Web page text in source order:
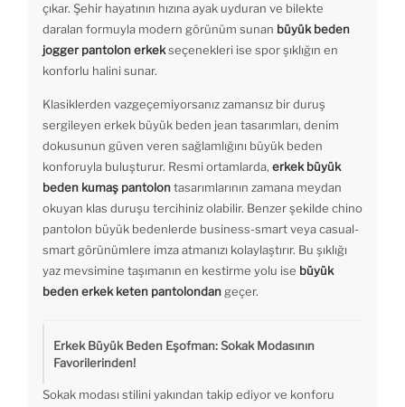
çıkar. Şehir hayatının hızına ayak uyduran ve bilekte
daralan formuyla modern görünüm sunan büyük beden
jogger pantolon erkekseçenekleri ise spor şıklığın en
konforlu halini sunar.
Klasiklerden vazgeçemiyorsanız zamansız bir duruş
sergileyen erkek büyük beden jean tasarımları, denim
dokusunun güven veren sağlamlığını büyük beden
konforuyla buluşturur. Resmi ortamlarda, erkek büyük
beden kumaş pantolontasarımlarının zamana meydan
okuyan klas duruşu tercihiniz olabilir. Benzer şekilde chino
pantolon büyük bedenlerde business-smart veya casual-
smart görünümlere imza atmanızı kolaylaştırır. Bu şıklığı
yaz mevsimine taşımanın en kestirme yolu ise büyük
beden erkek keten pantolondan geçer.
Erkek Büyük Beden Eşofman: Sokak Modasının
Favorilerinden!
Sokak modası stilini yakından takip ediyor ve konforu